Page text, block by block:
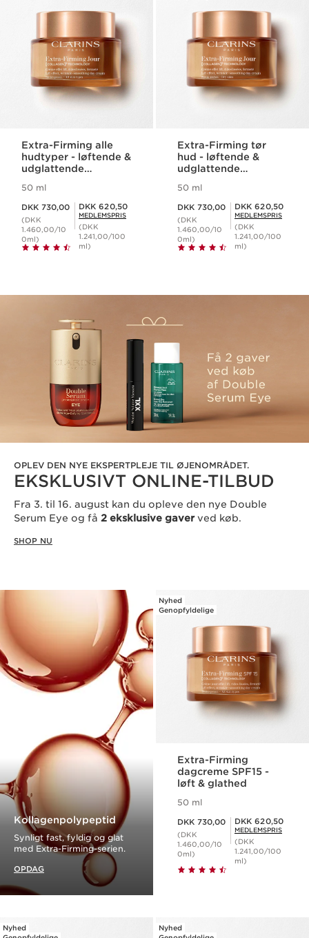
Extra-Firming alle
hudtyper - løftende &
udglattende
50 ml
DKK 730,00
(DKK
1.460,00/10
0ml)
Medlemspris DKK 620,50
DKK 620,50
MEDLEMSPRIS
(DKK
1.241,00/100
ml)
Extra-Firming tør
hud - løftende &
udglattende
50 ml
DKK 730,00
(DKK
1.460,00/10
0ml)
Medlemspris DKK 620,50
DKK 620,50
MEDLEMSPRIS
(DKK
1.241,00/100
ml)
OPLEV DEN NYE EKSPERTPLEJE TIL ØJENOMRÅDET.
EKSKLUSIVT ONLINE-TILBUD
Fra 3. til 16. august kan du opleve den nye Double
Serum Eye og få 2 eksklusive gaverved køb.
SHOP NU
Kollagenpolypeptid
Synligt fast, fyldig og glat
med Extra-Firming-serien.
OPDAG
Nyhed
Genopfyldelige
Extra-Firming
dagcreme SPF15 -
løft & glathed
50 ml
DKK 730,00
(DKK
1.460,00/10
0ml)
Medlemspris DKK 620,50
DKK 620,50
MEDLEMSPRIS
(DKK
1.241,00/100
ml)
Nyhed
Nyhed